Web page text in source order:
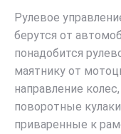
Рулевое
берутся от
понадобится
маятнику от
направление
поворотные
приваренные к